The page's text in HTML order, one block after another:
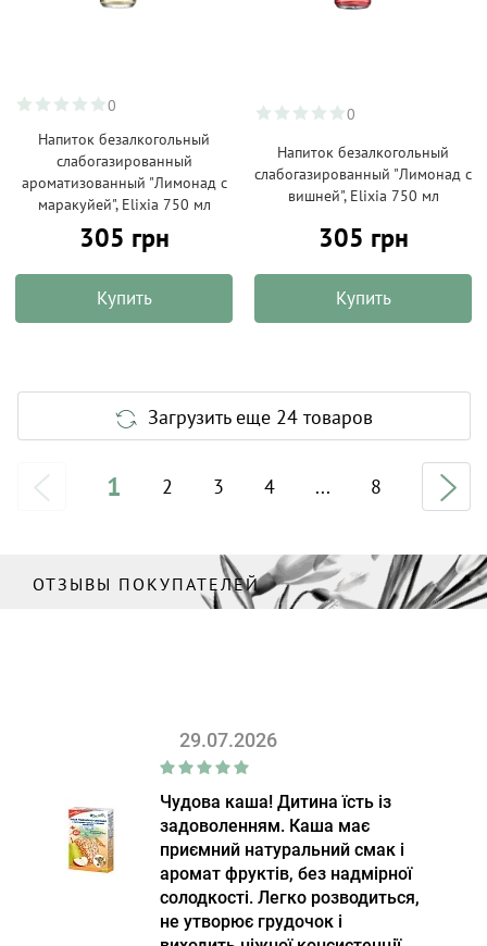
0
Напиток безалкогольный
слабогазированный
ароматизованный "Лимонад с
маракуйей", Elixia 750 мл
305 грн
Купить
0
Напиток безалкогольный
слабогазированный "Лимонад с
вишней", Elixia 750 мл
305 грн
Купить
Загрузить еще 24 товаров
1 2 3 4 ... 8
ОТЗЫВЫ ПОКУПАТЕЛЕЙ
29.07.2026
Чудова каша! Дитина їсть із
задоволенням. Каша має
приємний натуральний смак і
аромат фруктів, без надмірної
солодкості. Легко розводиться,
не утворює грудочок і